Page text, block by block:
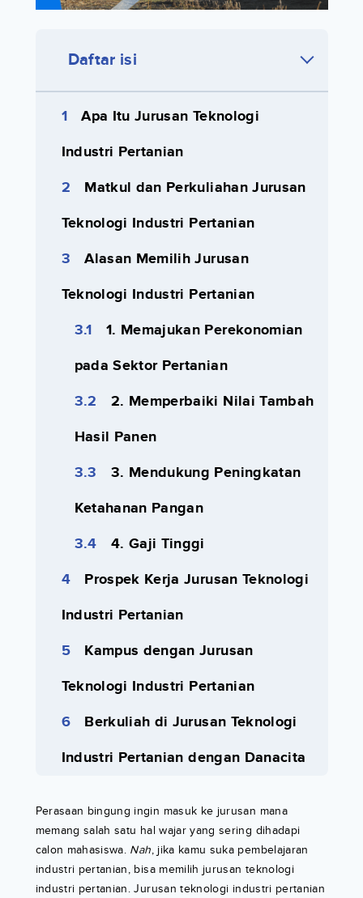
Daftar isi
Apa Itu Jurusan Teknologi
Industri Pertanian
Matkul dan Perkuliahan Jurusan
Teknologi Industri Pertanian
Alasan Memilih Jurusan
Teknologi Industri Pertanian
1. Memajukan Perekonomian
pada Sektor Pertanian
2. Memperbaiki Nilai Tambah
Hasil Panen
3. Mendukung Peningkatan
Ketahanan Pangan
4. Gaji Tinggi
Prospek Kerja Jurusan Teknologi
Industri Pertanian
Kampus dengan Jurusan
Teknologi Industri Pertanian
Berkuliah di Jurusan Teknologi
Industri Pertanian dengan Danacita
Perasaan bingung ingin masuk ke jurusan mana
memang salah satu hal wajar yang sering dihadapi
calon mahasiswa. Nah, jika kamu suka pembelajaran
industri pertanian, bisa memilih jurusan teknologi
industri pertanian. Jurusan teknologi industri pertanian